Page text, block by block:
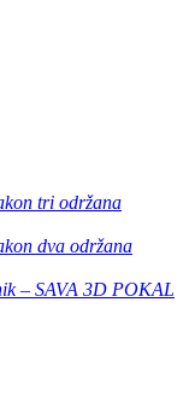
tri održana
dva održana
– SAVA 3D POKAL